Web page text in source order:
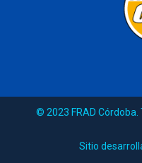
© 2023 FRAD
Sitio